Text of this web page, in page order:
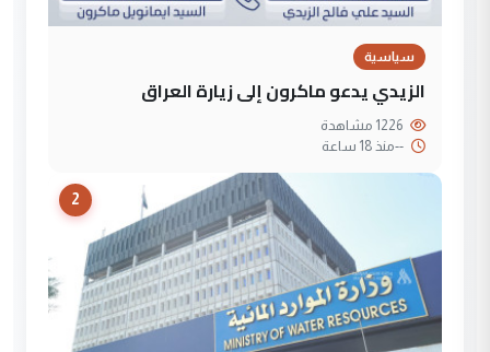
سياسية
الزيدي يدعو ماكرون إلى زيارة العراق
--منذ 18 ساعة
2